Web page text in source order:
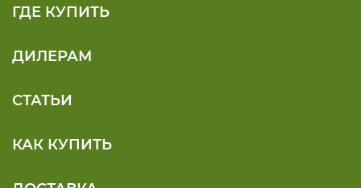
ГДЕ КУПИТЬ
ДИЛЕРАМ
СТАТЬИ
КАК КУПИТЬ